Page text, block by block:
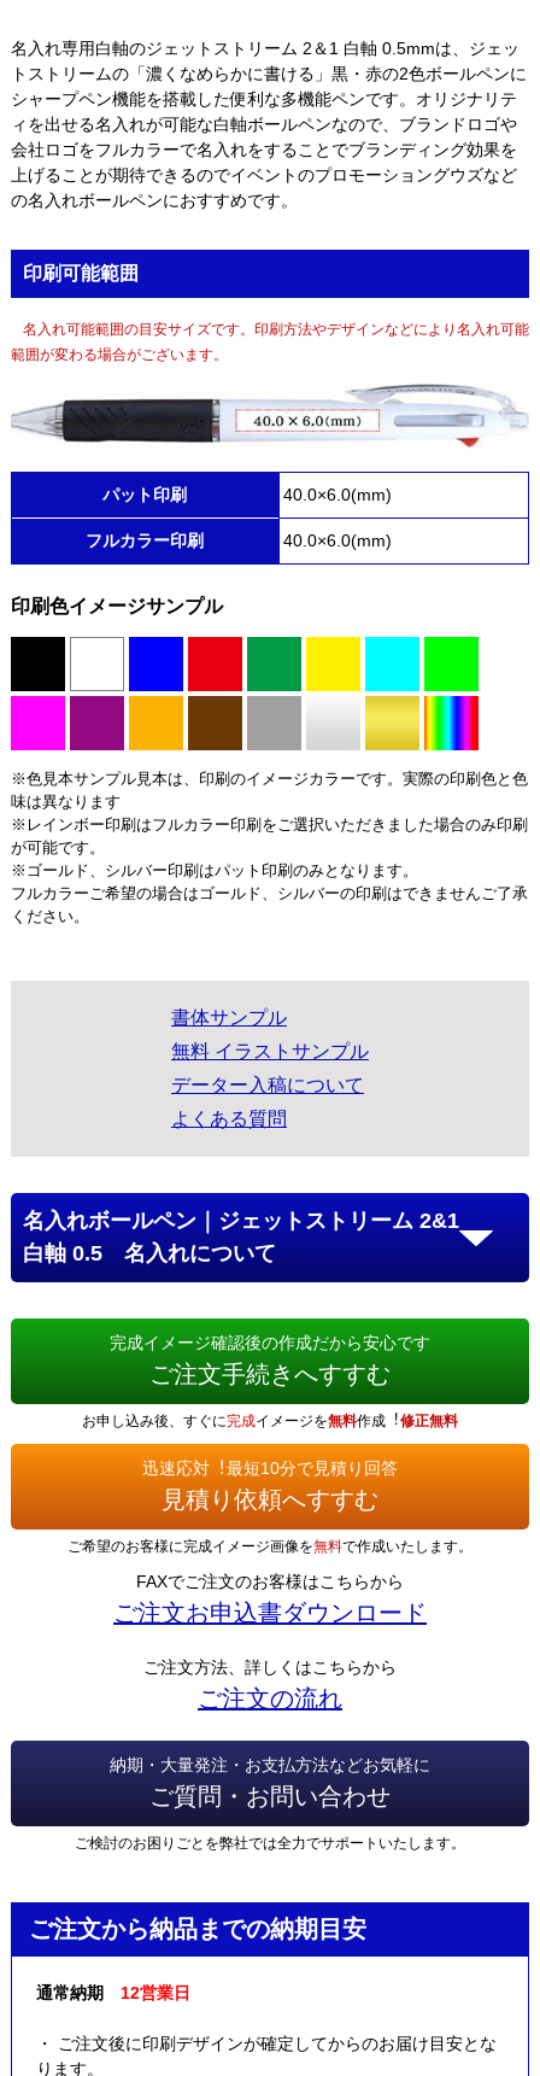
名入れ専用白軸のジェットストリーム 2＆1 白軸 0.5mmは、ジェッ
トストリームの「濃くなめらかに書ける」黒・赤の2色ボールペンに
シャープペン機能を搭載した便利な多機能ペンです。オリジナリテ
ィを出せる名入れが可能な白軸ボールペンなので、ブランドロゴや
会社ロゴをフルカラーで名入れをすることでブランディング効果を
上げることが期待できるのでイベントのプロモーショングウズなど
の名入れボールペンにおすすめです。
印刷可能範囲
名入れ可能範囲の目安サイズです。印刷方法やデザインなどにより名入れ可能
範囲が変わる場合がございます。
パット印刷 40.0×6.0(mm)
フルカラー印刷 40.0×6.0(mm)
印刷色イメージサンプル
※色見本サンプル見本は、印刷のイメージカラーです。実際の印刷色と色
味は異なります
※レインボー印刷はフルカラー印刷をご選択いただきました場合のみ印刷
が可能です。
※ゴールド、シルバー印刷はパット印刷のみとなります。
フルカラーご希望の場合はゴールド、シルバーの印刷はできませんご了承
ください。
書体サンプル
無料 イラストサンプル
データー入稿について
よくある質問
名入れボールペン｜ジェットストリーム 2&1
白軸 0.5 名入れについて
完成イメージ確認後の作成だから安心です
ご注文手続きへすすむ
お申し込み後、すぐに完成イメージを無料作成︕修正無料
迅速応対︕最短10分で見積り回答
見積り依頼へすすむ
ご希望のお客様に完成イメージ画像を無料で作成いたします。
FAXでご注文のお客様はこちらから
ご注文お申込書ダウンロード
ご注文方法、詳しくはこちらから
ご注文の流れ
納期・大量発注・お支払方法などお気軽に
ご質問・お問い合わせ
ご検討のお困りごとを弊社では全力でサポートいたします。
ご注文から納品までの納期目安
通常納期 12営業日
・ ご注文後に印刷デザインが確定してからのお届け目安とな
ります。